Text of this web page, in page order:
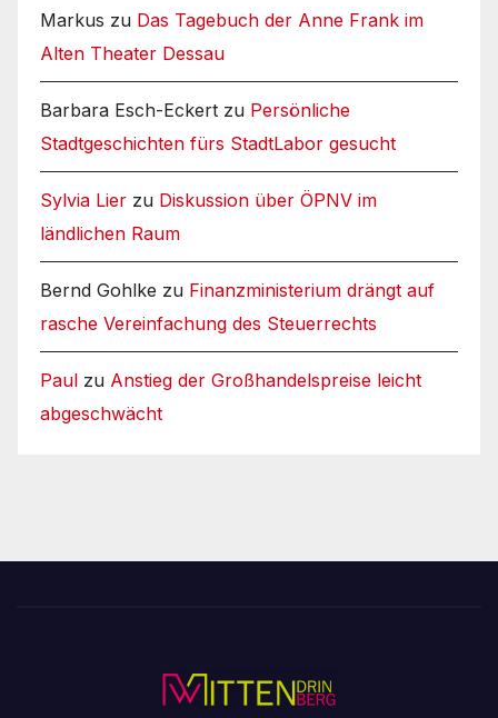
Markus zu Das Tagebuch der Anne Frank im
Alten Theater Dessau
Barbara Esch-Eckert zu Persönliche
Stadtgeschichten fürs StadtLabor gesucht
Sylvia Lier zu Diskussion über ÖPNV im
ländlichen Raum
Bernd Gohlke zu Finanzministerium drängt auf
rasche Vereinfachung des Steuerrechts
Paul zu Anstieg der Großhandelspreise leicht
abgeschwächt